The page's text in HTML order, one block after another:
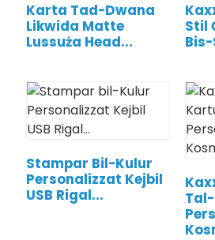
Karta Tad-Dwana
Likwida Matte
Lussuża Head...
Stil
Bis-
Stampar Bil-Kulur
Personalizzat Kejbil
USB Rigal...